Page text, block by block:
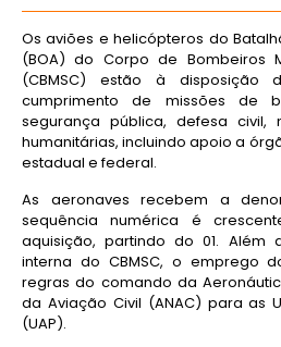
Os aviões e helicópteros do
(BOA) do Corpo de Bombeiros
(CBMSC) estão à
cumprimento de missões de
segurança pública, defesa civil,
humanitárias, incluindo apoio a
estadual e federal.
As aeronaves recebem a
sequência numérica é
aquisição, partindo do 01. Além
interna do CBMSC, o emprego
regras do comando da
da Aviação Civil (ANAC) para as
(UAP).